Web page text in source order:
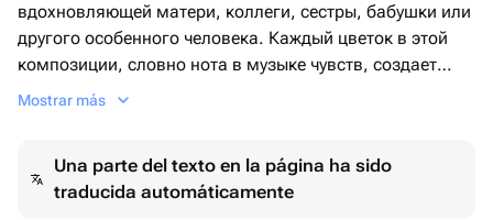
вдохновляющей матери, коллеги, сестры, бабушки или
другого особенного человека. Каждый цветок в этой
композиции, словно нота в музыке чувств, создает
атмосферу изысканности и восхищения.
Mostrar más
Una parte del texto en la página ha sido
traducida automáticamente